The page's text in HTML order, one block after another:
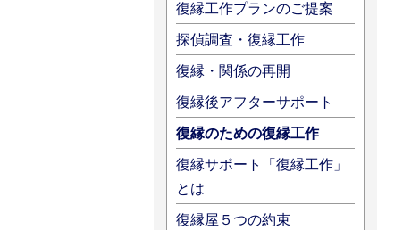
復縁工作プランのご提案
探偵調査・復縁工作
復縁・関係の再開
復縁後アフターサポート
復縁のための復縁工作
復縁サポート「復縁工作」
とは
復縁屋５つの約束